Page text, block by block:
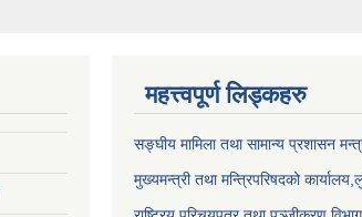
महत्त्वपूर्ण लिड्कहरु
सङ्‍घीय मामिला तथा सामान्य प्रशासन
मुख्यमन्त्री तथा मन्त्रिपरिषदको